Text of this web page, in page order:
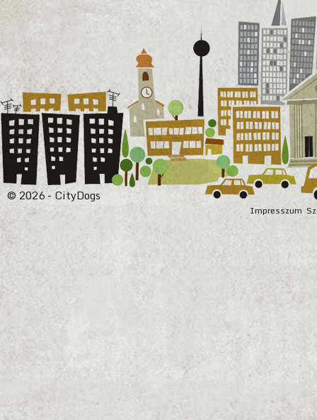
Impresszum
© 2026 - CityDogs